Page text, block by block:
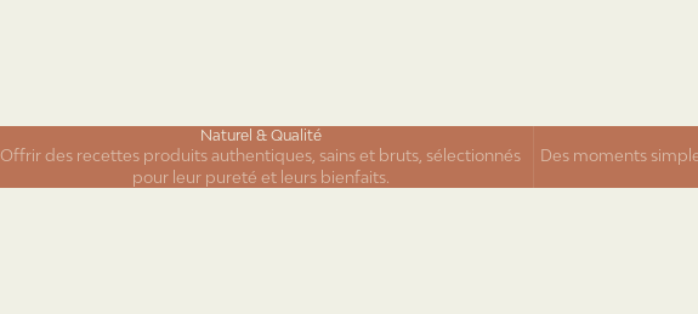
Naturel & Qualité
Offrir des recettes produits authentiques, sains et bruts, sélectionnés
pour leur pureté et leurs bienfaits.
Des moments